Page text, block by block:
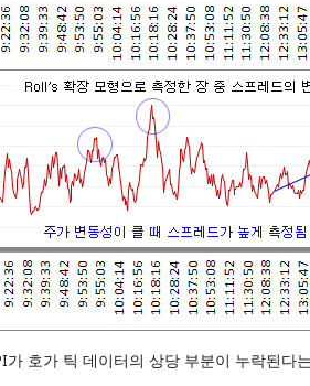
호가 틱 데이터의 상당 부분이 누락된다